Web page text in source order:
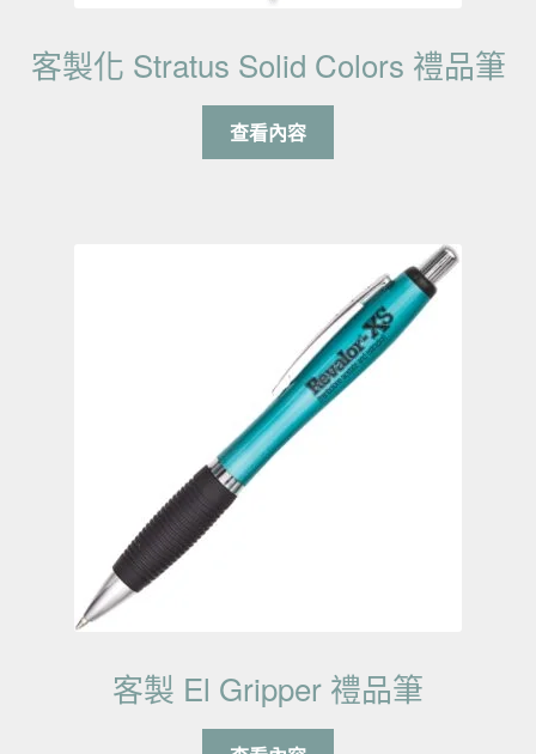
客製化 Stratus Solid Colors 禮品筆
查看內容
客製 El Gripper 禮品筆